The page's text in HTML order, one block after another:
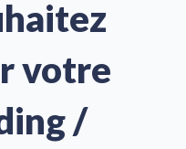
votre
/